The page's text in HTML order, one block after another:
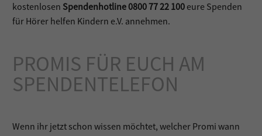
kostenlosen Spendenhotline 0800 77 22 100 eure Spenden
für Hörer helfen Kindern e.V. annehmen.
PROMIS FÜR EUCH AM
SPENDENTELEFON
Wenn ihr jetzt schon wissen möchtet, welcher Promi wann